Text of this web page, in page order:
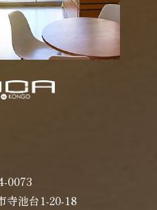
0073
寺池台1-20-18